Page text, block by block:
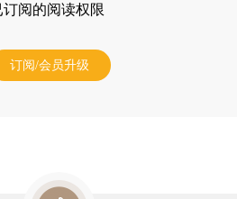
订阅的阅读权限
订阅/会员升级